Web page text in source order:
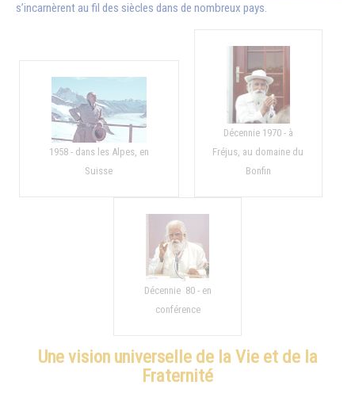
s’incarnèrent au fil des siècles dans de nombreux pays.
1958 - dans les Alpes, en
Suisse
Décennie 1970 - à
Fréjus, au domaine du
Bonfin
Décennie 80 - en
conférence
Une vision universelle de la Vie et de la
Fraternité